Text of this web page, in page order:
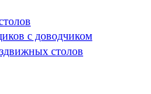
с доводчиком
столов